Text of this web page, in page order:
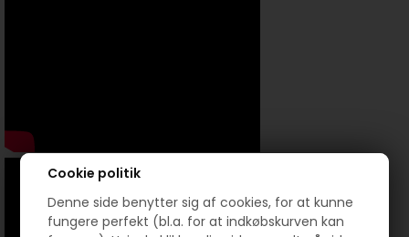
Cookie politik
Denne side benytter sig af cookies, for at kunne
fungere perfekt (bl.a. for at indkøbskurven kan